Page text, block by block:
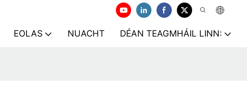
EOLAS NUACHT DÉAN TEAGMHÁIL LINN: